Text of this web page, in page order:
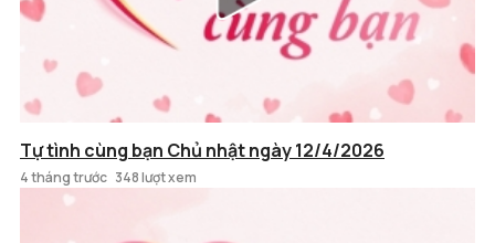
Tự tình cùng bạn Chủ nhật ngày 12/4/2026
4 tháng trước 348 lượt xem